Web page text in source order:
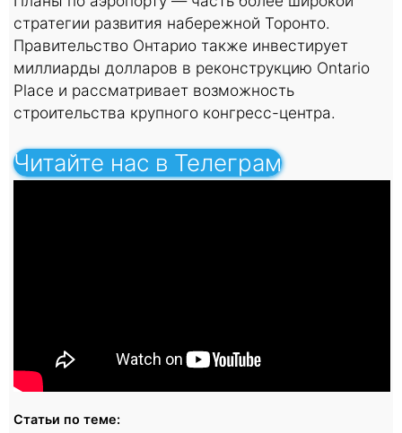
стратегии развития набережной Торонто.
Правительство Онтарио также инвестирует
миллиарды долларов в реконструкцию Ontario
Place и рассматривает возможность
строительства крупного конгресс-центра.
Читайте нас в Телеграм
Статьи по теме: